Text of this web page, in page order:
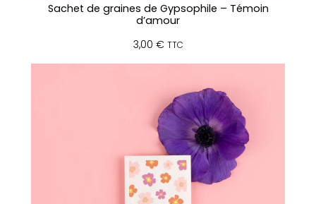
Sachet de graines de Gypsophile – Témoin
d’amour
3,00 € TTC